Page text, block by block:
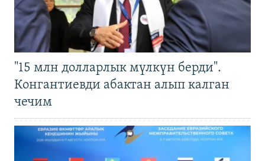
"15 млн долларлык мүлкүн берди".
Конгантиевди абактан алып калган
чечим